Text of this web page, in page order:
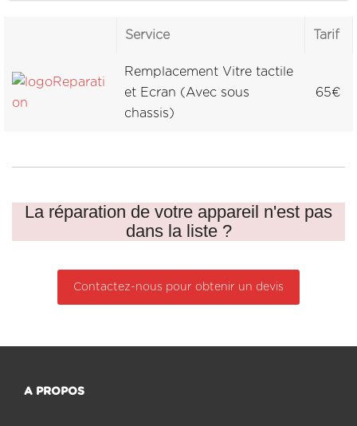
Service Tarif
Remplacement Vitre tactile
et Ecran (Avec sous
chassis)
65€
La réparation de votre appareil n'est pas
dans la liste ?
Contactez-nous pour obtenir un devis
A PROPOS